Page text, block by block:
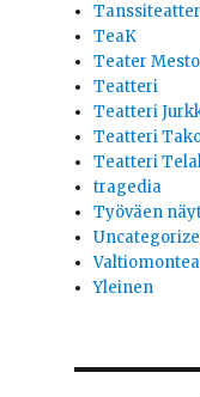
TeaK
Teater
Teatteri
Teatteri
Teatteri
Teatteri
tragedia
Työväen
Yleinen